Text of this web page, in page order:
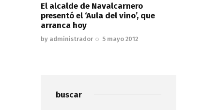
El alcalde de Navalcarnero
presentó el ‘Aula del vino’, que
arranca hoy
by administrador 5 mayo 2012
buscar